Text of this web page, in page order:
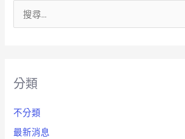
字
分類
不分類
最新消息